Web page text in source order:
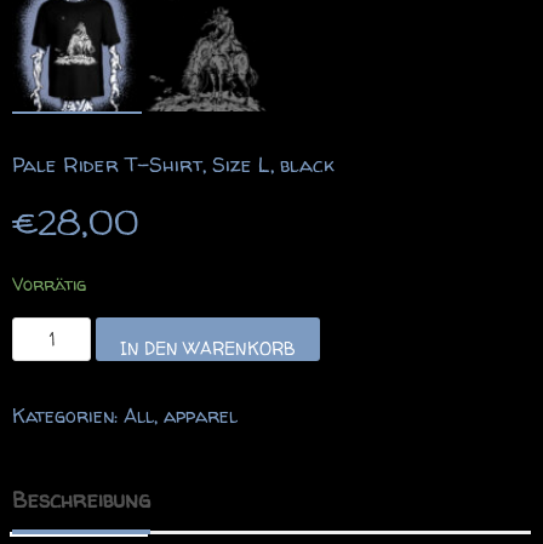
Pale Rider T-Shirt, Size L, black
€28,00
Vorrätig
Pale
Rider
Shirt,
L,
IN DEN WARENKORB
Kategorien: All, apparel
Beschreibung